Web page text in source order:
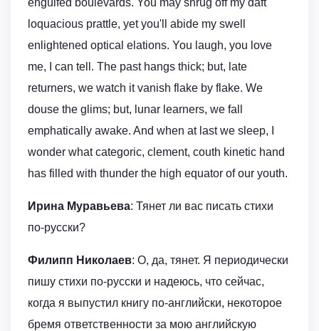
loquacious prattle, yet you'll abide my swell
enlightened optical elations. You laugh, you love
me, I can tell. The past hangs thick; but, late
returners, we watch it vanish flake by flake. We
douse the glims; but, lunar learners, we fall
emphatically awake. And when at last we sleep, I
wonder what categoric, clement, couth kinetic hand
has filled with thunder the high equator of our youth.
Ирина Муравьева: Тянет ли вас писать стихи
по-русски?
Филипп Николаев: О, да, тянет. Я периодически
пишу стихи по-русски и надеюсь, что сейчас,
когда я выпустил книгу по-английски, некоторое
бремя ответственности за мою английскую